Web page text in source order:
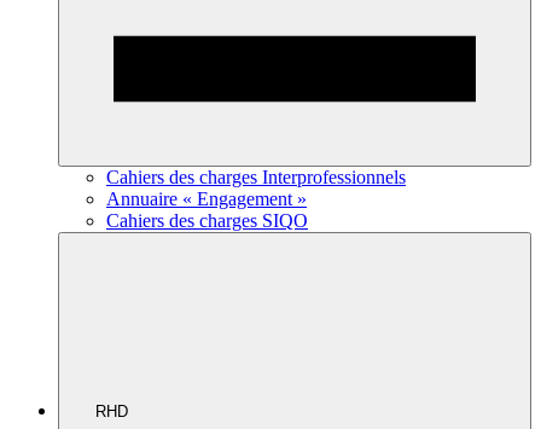
Cahiers des charges Interprofessionnels
Annuaire « Engagement »
Cahiers des charges SIQO
RHD